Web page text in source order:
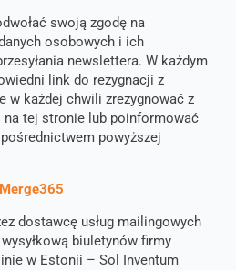
swoją zgodę na
osobowych i ich
newslettera. W każdym
link do rezygnacji z
w każdej chwili zrezygnować z
tej stronie lub poinformować
powyższej
dostawcę usług mailingowych
biuletynów firmy
w Estonii – Sol Inventum